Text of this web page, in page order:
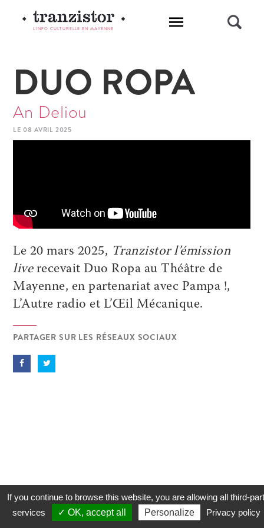
L'INFO CULTURELLE EN MAYENNE
DUO ROPA
An Deliou
LE 08 AVRIL 2025
Le 20 mars 2025, Tranzistor l’émission
liverecevait Duo Ropa au Théâtre de
Mayenne, en partenariat avec Pampa !,
L’Autre radio et L’Œil Mécanique.
PARTAGER SUR LES RÉSEAUX SOCIAUX
COOKIES MENTIONS LÉGALES PLAN DU SITE
If you continue to browse this website, you are allowing all third-
services
✓ OK, accept all Personalize Privacy policy